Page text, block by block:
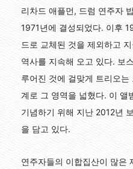
리차드 애플먼, 드럼 연주자
1971년에 결성되었다. 이후
드로 교체된 것을 제외하고
역사를 지속해 오고 있다. 보
루어진 것에 걸맞게 트리오
계로 그 영역을 넓혔다. 이 앨
기념하기 위해 지난 2012년
을 담고 있다.
연주자들의 이합집산이 많은